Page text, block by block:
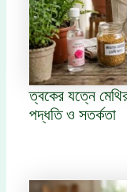
ত্বকের যত্নে
পদ্ধতি ও সতর্কতা